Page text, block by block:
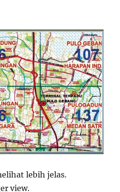
lebih jelas.
view.